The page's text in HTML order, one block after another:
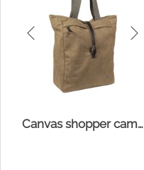
Canvas shopper camel